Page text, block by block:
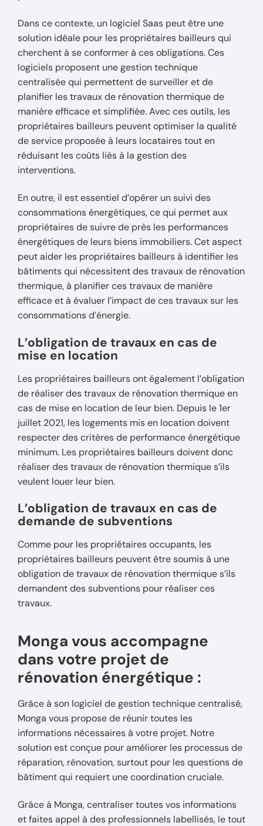
Dans ce contexte, un logiciel Saas peut être une
solution idéale pour les propriétaires bailleurs qui
cherchent à se conformer à ces obligations. Ces
logiciels proposent une gestion technique
centralisée qui permettent de surveiller et de
planifier les travaux de rénovation thermique de
manière efficace et simplifiée. Avec ces outils, les
propriétaires bailleurs peuvent optimiser la qualité
de service proposée à leurs locataires tout en
réduisant les coûts liés à la gestion des
interventions.
En outre, il est essentiel d’opérer un suivi des
consommations énergétiques, ce qui permet aux
propriétaires de suivre de près les performances
énergétiques de leurs biens immobiliers. Cet aspect
peut aider les propriétaires bailleurs à identifier les
bâtiments qui nécessitent des travaux de rénovation
thermique, à planifier ces travaux de manière
efficace et à évaluer l’impact de ces travaux sur les
consommations d’énergie.
L’obligation de travaux en cas de
mise en location
Les propriétaires bailleurs ont également l’obligation
de réaliser des travaux de rénovation thermique en
cas de mise en location de leur bien. Depuis le 1er
juillet 2021, les logements mis en location doivent
respecter des critères de performance énergétique
minimum. Les propriétaires bailleurs doivent donc
réaliser des travaux de rénovation thermique s’ils
veulent louer leur bien.
L’obligation de travaux en cas de
demande de subventions
Comme pour les propriétaires occupants, les
propriétaires bailleurs peuvent être soumis à une
obligation de travaux de rénovation thermique s’ils
demandent des subventions pour réaliser ces
travaux.
Monga vous accompagne
dans votre projet de
rénovation énergétique :
Grâce à son logiciel de gestion technique centralisé,
Monga vous propose de réunir toutes les
informations nécessaires à votre projet. Notre
solution est conçue pour améliorer les processus de
réparation, rénovation, surtout pour les questions de
bâtiment qui requiert une coordination cruciale.
Grâce à Monga, centraliser toutes vos informations
et faites appel à des professionnels labellisés, le tout